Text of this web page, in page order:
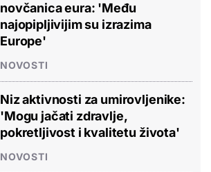
novčanica eura: 'Među
najopipljivijim su izrazima
Europe'
NOVOSTI
Niz aktivnosti za umirovljenike:
'Mogu jačati zdravlje,
pokretljivost i kvalitetu života'
NOVOSTI